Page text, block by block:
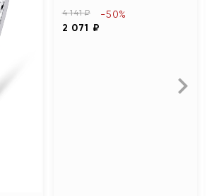
4 141 ₽
2 071 ₽
-50%